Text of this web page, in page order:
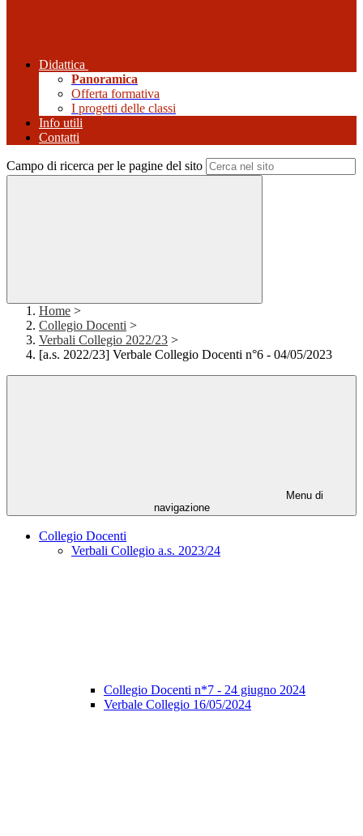
Didattica
Panoramica
Offerta formativa
I progetti delle classi
Info utili
Contatti
Campo di ricerca per le pagine del sito
Home >
Collegio Docenti >
Verbali Collegio 2022/23 >
[a.s. 2022/23] Verbale Collegio Docenti n°6 - 04/05/2023
Menu di
navigazione
Collegio Docenti
Verbali Collegio a.s. 2023/24
Collegio Docenti n*7 - 24 giugno 2024
Verbale Collegio 16/05/2024